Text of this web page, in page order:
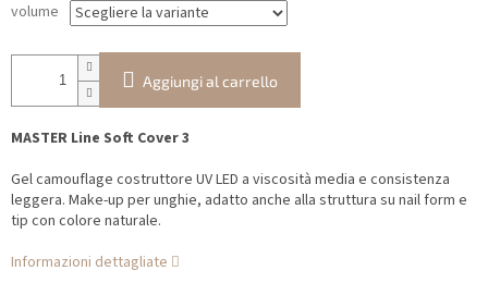
volume
Aggiungi al carrello
MASTER Line Soft Cover 3
Gel camouflage costruttore UV LED a viscosità media e consistenza
leggera. Make-up per unghie, adatto anche alla struttura su nail form e
tip con colore naturale.
Informazioni dettagliate